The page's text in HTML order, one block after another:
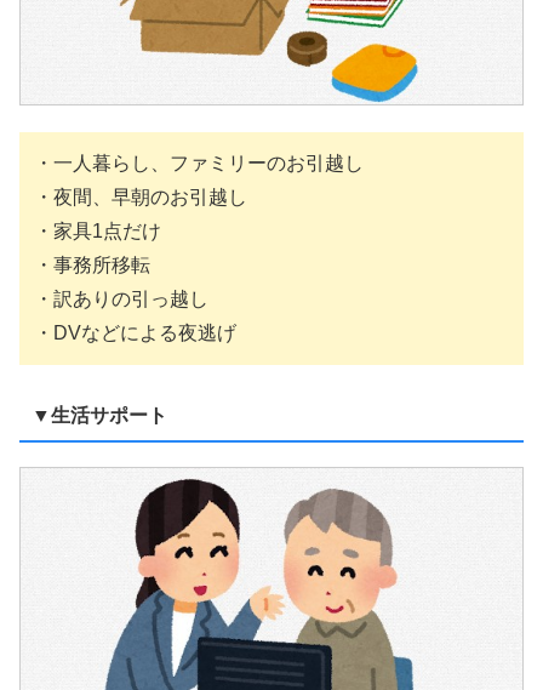
・一人暮らし、ファミリーのお引越し
・夜間、早朝のお引越し
・家具1点だけ
・事務所移転
・訳ありの引っ越し
・DVなどによる夜逃げ
▼生活サポート